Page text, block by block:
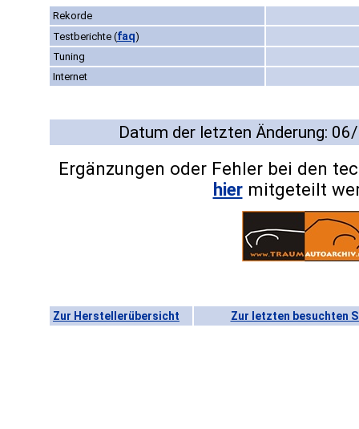
Rekorde
Testberichte (faq)
Tuning
Internet
Datum der letzten Änderung:
Ergänzungen oder Fehler bei den
hiermitgeteilt
Zur Herstellerübersicht Zur letzten besuchten